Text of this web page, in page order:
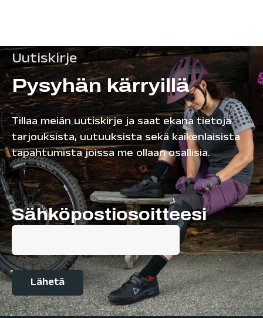
Uutiskirje
Pysyhän kärryillä
Tillaa meiän uutiskirje ja saat ekana tietoja
tarjouksista, uutuuksista sekä kaikenlaisista
tapahtumista joissa me ollaan osallisia.
Sähköpostiosoitteesi